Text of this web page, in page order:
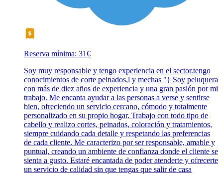
Reserva mínima: 31€
Soy muy responsable y tengo experiencia en el sector.tengo
conocimientos de corte peinados,l y mechas "} Soy peluquera
con más de diez años de experiencia y una gran pasión por mi
trabajo. Me encanta ayudar a las personas a verse y sentirse
bien, ofreciendo un servicio cercano, cómodo y totalmente
personalizado en su propio hogar. Trabajo con todo tipo de
cabello y realizo cortes, peinados, coloración y tratamientos,
siempre cuidando cada detalle y respetando las preferencias
de cada cliente. Me caracterizo por ser responsable, amable y
puntual, creando un ambiente de confianza donde el cliente se
sienta a gusto. Estaré encantada de poder atenderte y ofrecerte
un servicio de calidad sin que tengas que salir de casa